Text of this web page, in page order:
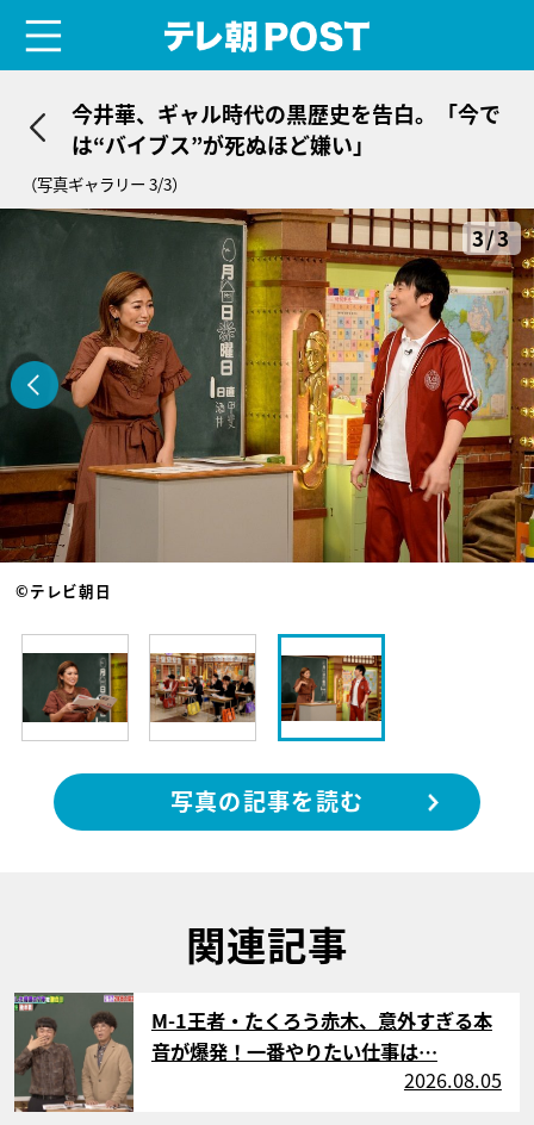
今井華、ギャル時代の黒歴史を告白。「今で
は“バイブス”が死ぬほど嫌い」
（写真ギャラリー 3/3）
3/3
©テレビ朝日
写真の記事を読む
関連記事
サムネイル
M-1王者・たくろう赤木、意外すぎる本
音が爆発！一番やりたい仕事は…
2026.08.05